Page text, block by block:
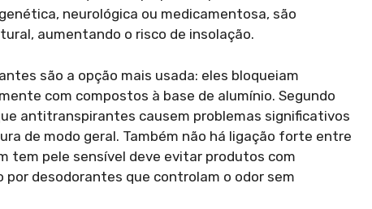
neurológica ou medicamentosa, são
aumentando o risco de insolação.
são a opção mais usada: eles bloqueiam
com compostos à base de alumínio. Segundo
antitranspirantes causem problemas significativos
de modo geral. Também não há ligação forte entre
tem pele sensível deve evitar produtos com
desodorantes que controlam o odor sem